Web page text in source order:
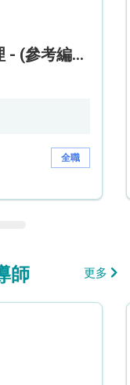
招聘日 - 三級病人服務助理 - (參考編號: HKWCS260107)
全職
師 更多